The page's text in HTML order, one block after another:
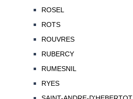
ROSEL
ROTS
ROUVRES
RUBERCY
RUMESNIL
RYES